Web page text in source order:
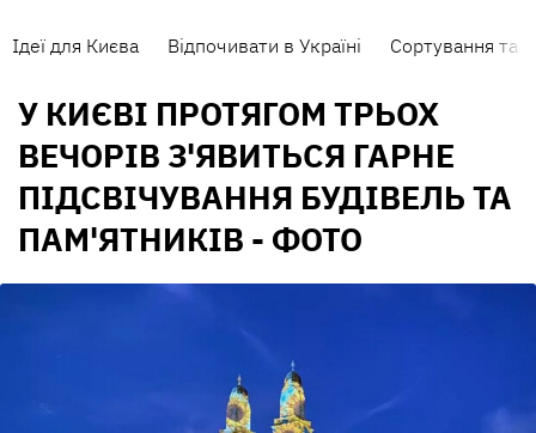
Ідеї для Києва Відпочивати в Україні Сортування та
У КИЄВІ ПРОТЯГОМ ТРЬОХ
ВЕЧОРІВ З'ЯВИТЬСЯ ГАРНЕ
ПІДСВІЧУВАННЯ БУДІВЕЛЬ ТА
ПАМ'ЯТНИКІВ - ФОТО